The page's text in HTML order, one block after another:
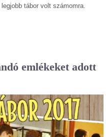
tábor volt számomra.
emlékeket adott